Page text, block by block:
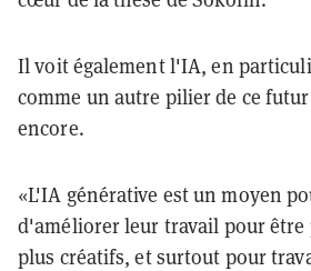
Il voit également l'IA, en
comme un autre pilier de ce
encore.
«L'IA générative est un moyen
d'améliorer leur travail pour
plus créatifs, et surtout pour